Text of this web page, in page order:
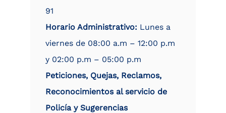
91
Horario Administrativo: Lunes a
viernes de 08:00 a.m – 12:00 p.m
y 02:00 p.m – 05:00 p.m
Peticiones, Quejas, Reclamos,
Reconocimientos al servicio de
Policía y Sugerencias